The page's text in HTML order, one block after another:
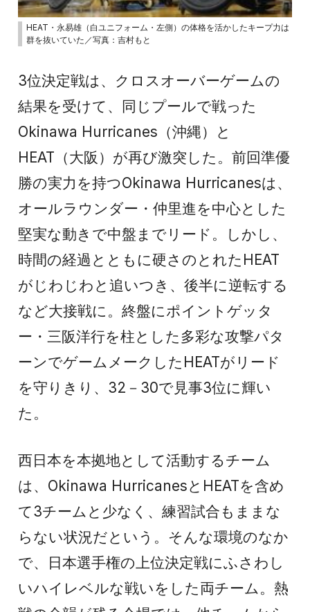
HEAT・永易雄（白ユニフォーム・左側）の体格を活かしたキープ力は
群を抜いていた／写真：吉村もと
3位決定戦は、クロスオーバーゲームの
結果を受けて、同じプールで戦った
Okinawa Hurricanes（沖縄）と
HEAT（大阪）が再び激突した。前回準優
勝の実力を持つOkinawa Hurricanesは、
オールラウンダー・仲里進を中心とした
堅実な動きで中盤までリード。しかし、
時間の経過とともに硬さのとれたHEAT
がじわじわと追いつき、後半に逆転する
など大接戦に。終盤にポイントゲッタ
ー・三阪洋行を柱とした多彩な攻撃パタ
ーンでゲームメークしたHEATがリード
を守りきり、32－30で見事3位に輝い
た。
西日本を本拠地として活動するチーム
は、Okinawa HurricanesとHEATを含め
て3チームと少なく、練習試合もままな
らない状況だという。そんな環境のなか
で、日本選手権の上位決定戦にふさわし
いハイレベルな戦いをした両チーム。熱